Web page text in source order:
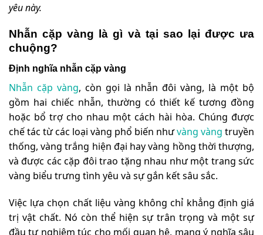
yêu này.
Nhẫn cặp vàng là gì và tại sao lại được ưa
chuộng?
Định nghĩa nhẫn cặp vàng
Nhẫn cặp vàng, còn gọi là nhẫn đôi vàng, là một bộ
gồm hai chiếc nhẫn, thường có thiết kế tương đồng
hoặc bổ trợ cho nhau một cách hài hòa. Chúng được
chế tác từ các loại vàng phổ biến nhưvàng vàng truyền
thống, vàng trắng hiện đại hay vàng hồng thời thượng,
và được các cặp đôi trao tặng nhau như một trang sức
vàng biểu trưng tình yêu và sự gắn kết sâu sắc.
Việc lựa chọn chất liệu vàng không chỉ khẳng định giá
trị vật chất. Nó còn thể hiện sự trân trọng và một sự
đầu tư nghiêm túc cho mối quan hệ, mang ý nghĩa sâu